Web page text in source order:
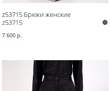
z53715 Брюки женские
z53715
7 600 р.